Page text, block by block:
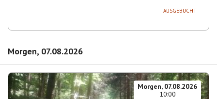
AUSGEBUCHT
Morgen, 07.08.2026
Morgen, 07.08.2026
10:00